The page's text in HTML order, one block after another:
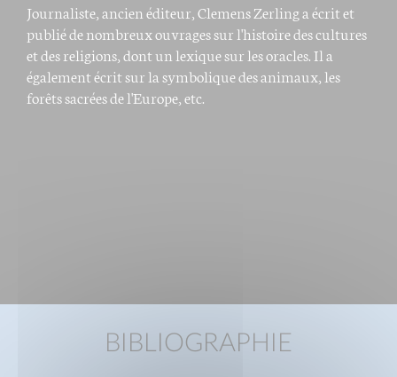
Journaliste, ancien éditeur, Clemens Zerling a écrit et
publié de nombreux ouvrages sur l'histoire des cultures
et des religions, dont un lexique sur les oracles. Il a
également écrit sur la symbolique des animaux, les
forêts sacrées de l'Europe, etc.
BIBLIOGRAPHIE